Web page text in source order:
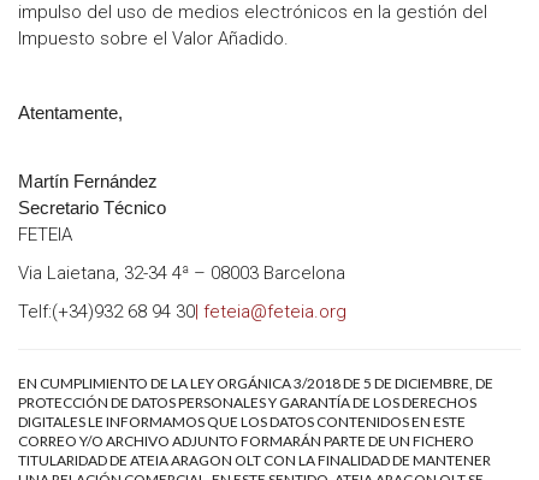
impulso del uso de medios electrónicos en la gestión del
Impuesto sobre el Valor Añadido.
Atentamente,
Martín Fernández
Secretario Técnico
FETEIA
Via Laietana, 32-34 4ª – 08003 Barcelona
Telf:(+34)932 68 94 30| feteia@feteia.org
EN CUMPLIMIENTO DE LA LEY ORGÁNICA 3/2018 DE 5 DE DICIEMBRE, DE
PROTECCIÓN DE DATOS PERSONALES Y GARANTÍA DE LOS DERECHOS
DIGITALES LE INFORMAMOS QUE LOS DATOS CONTENIDOS EN ESTE
CORREO Y/O ARCHIVO ADJUNTO FORMARÁN PARTE DE UN FICHERO
TITULARIDAD DE ATEIA ARAGON OLT CON LA FINALIDAD DE MANTENER